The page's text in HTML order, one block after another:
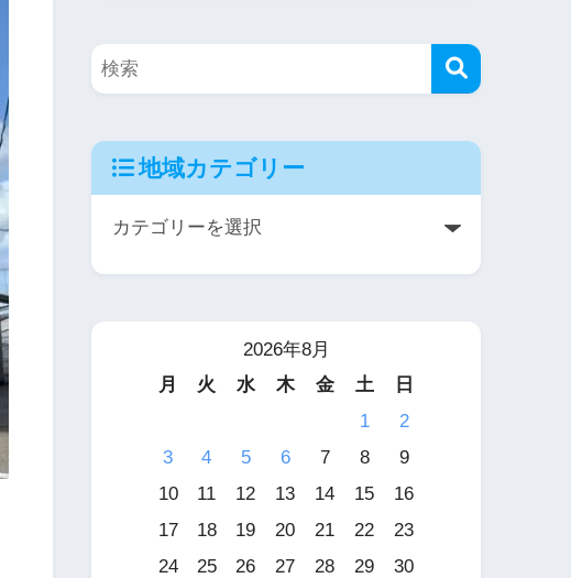
地域カテゴリー
2026年8月
月
火 水 木 金 土
日
1
2
3
4 5 6 7 8
9
10
11 12 13 14 15
16
17
18 19 20 21 22
23
24
25 26 27 28 29
30